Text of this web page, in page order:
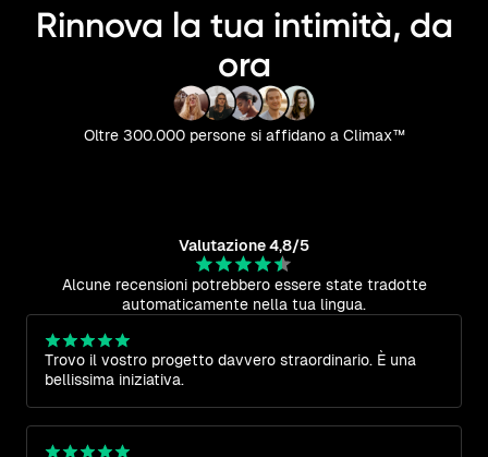
Rinnova la tua intimità, da
ora
Oltre 300.000 persone si affidano a Climax™
Valutazione 4,8/5
Alcune recensioni potrebbero essere state tradotte
automaticamente nella tua lingua.
Trovo il vostro progetto davvero straordinario. È una
bellissima iniziativa.